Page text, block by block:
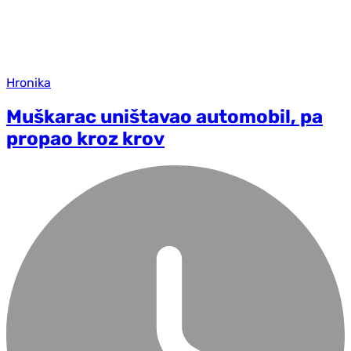
Hronika
Muškarac uništavao automobil, pa
propao kroz krov